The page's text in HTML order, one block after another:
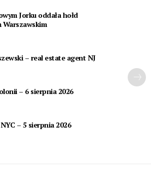
Jorku oddała hołd
– real estate agent NJ
– 6 sierpnia 2026
– 5 sierpnia 2026